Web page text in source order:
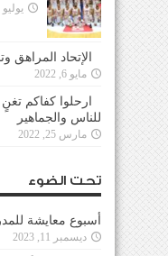
يوليو 24, 2022
الإتحاد المراهق
مايو 6, 2022
ارحلوا كفاكم تغنٍ
للناس والجماهير
مارس 25, 2022
تحت الضوء
أسبوع معايشة
ديسمبر 11, 2023